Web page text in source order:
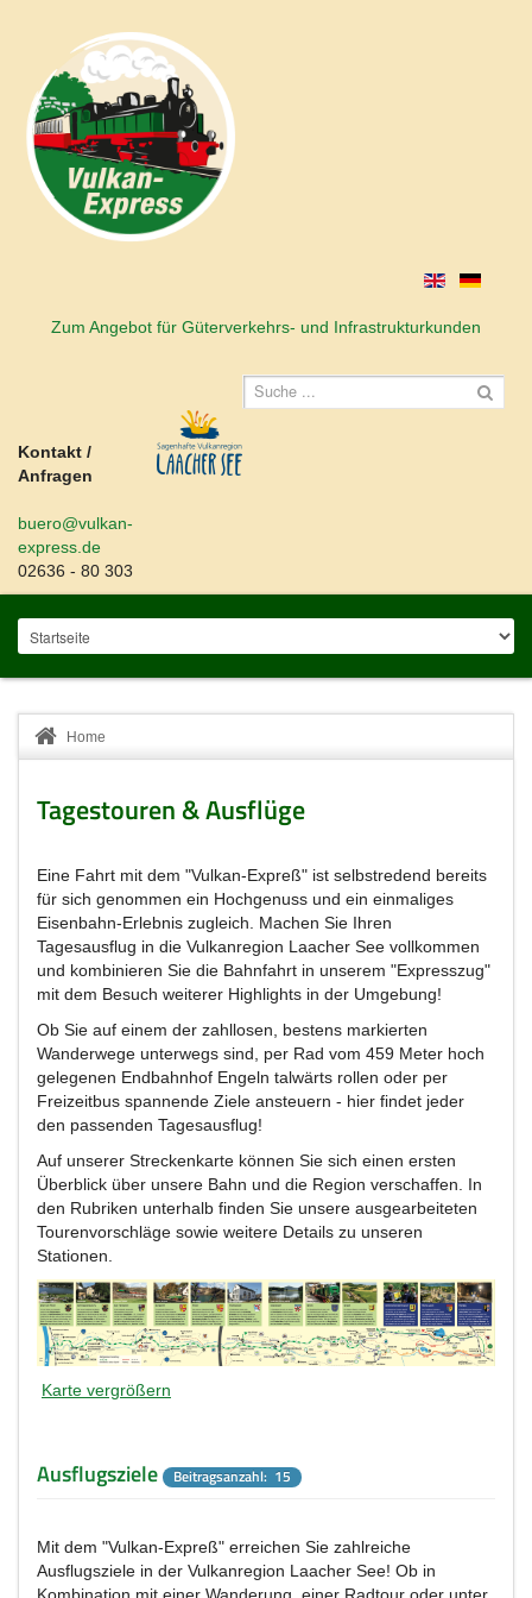
Zum Angebot für Güterverkehrs- und Infrastrukturkunden
Kontakt /
Anfragen
buero@vulkan-
express.de
02636 - 80 303
Home
Tagestouren & Ausflüge
Eine Fahrt mit dem "Vulkan-Expreß" ist selbstredend bereits
für sich genommen ein Hochgenuss und ein einmaliges
Eisenbahn-Erlebnis zugleich. Machen Sie Ihren
Tagesausflug in die Vulkanregion Laacher See vollkommen
und kombinieren Sie die Bahnfahrt in unserem "Expresszug"
mit dem Besuch weiterer Highlights in der Umgebung!
Ob Sie auf einem der zahllosen, bestens markierten
Wanderwege unterwegs sind, per Rad vom 459 Meter hoch
gelegenen Endbahnhof Engeln talwärts rollen oder per
Freizeitbus spannende Ziele ansteuern - hier findet jeder
den passenden Tagesausflug!
Auf unserer Streckenkarte können Sie sich einen ersten
Überblick über unsere Bahn und die Region verschaffen. In
den Rubriken unterhalb finden Sie unsere ausgearbeiteten
Tourenvorschläge sowie weitere Details zu unseren
Stationen.
Karte vergrößern
Ausflugsziele Beitragsanzahl: 15
Mit dem "Vulkan-Expreß" erreichen Sie zahlreiche
Ausflugsziele in der Vulkanregion Laacher See! Ob in